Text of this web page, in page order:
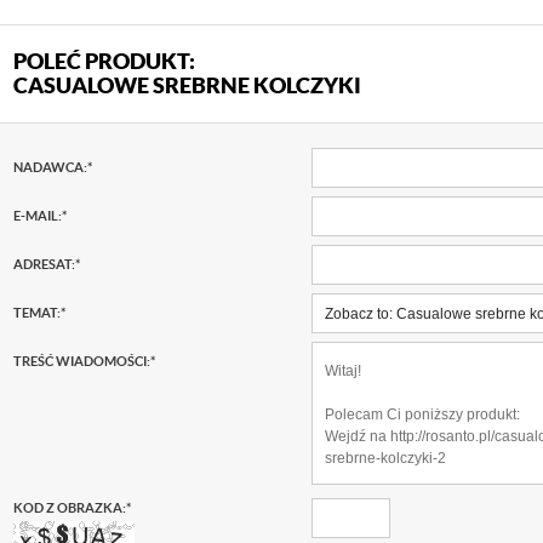
POLEĆ PRODUKT:
CASUALOWE SREBRNE KOLCZYKI
NADAWCA:*
E-MAIL:*
ADRESAT:*
TEMAT:*
TREŚĆ WIADOMOŚCI:*
KOD Z OBRAZKA:*